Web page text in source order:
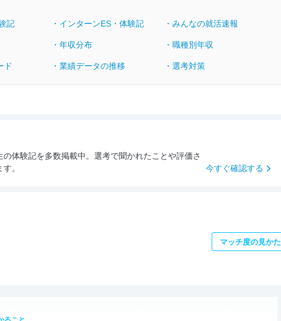
記 ・インターンES・体験記 ・みんなの就活速報
・年収分布 ・職種別年収
ド ・業績データの推移 ・選考対策
体験記を多数掲載中。選考で聞かれたことや評価さ
。
今すぐ確認する
マッチ度の見かた